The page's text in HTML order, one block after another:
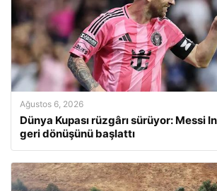
Ağustos 6, 2026
Dünya Kupası rüzgârı sürüyor: Messi
geri dönüşünü başlattı